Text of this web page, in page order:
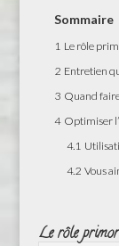
Sommaire
1 Le rôle
2 Entretien
3 Quand
4 Optimiser
4.1
4.2 Vous
Le rôle